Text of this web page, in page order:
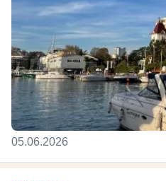
05.06.2026